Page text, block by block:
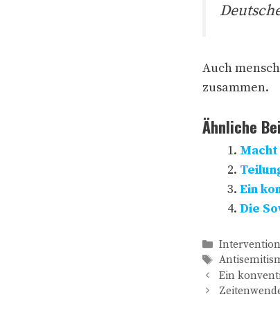
Auch
zusammen.
Ähnliche
Ein
Die
Kategorien
Ein